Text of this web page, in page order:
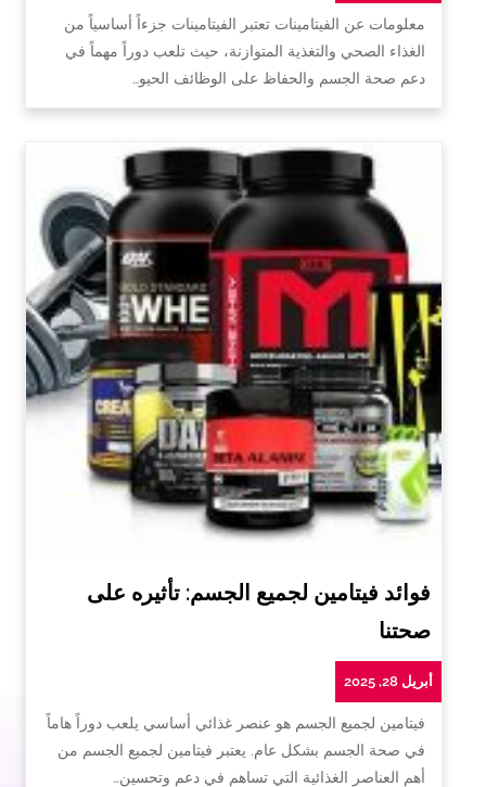
معلومات عن الفيتامينات تعتبر الفيتامينات جزءاً أساسياً من
الغذاء الصحي والتغذية المتوازنة، حيث تلعب دوراً مهماً في
دعم صحة الجسم والحفاظ على الوظائف الحيو…
فوائد فيتامين لجميع الجسم: تأثيره على
صحتنا
أبريل 28, 2025
فيتامين لجميع الجسم هو عنصر غذائي أساسي يلعب دوراً هاماً
في صحة الجسم بشكل عام. يعتبر فيتامين لجميع الجسم من
أهم العناصر الغذائية التي تساهم في دعم وتحسين…